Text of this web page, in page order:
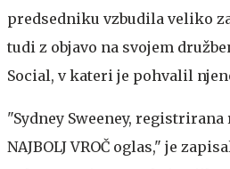
predsedniku vzbudila veliko
tudi z objavo na svojem
Social, v kateri je pohvalil
"Sydney Sweeney,
NAJBOLJ VROČ oglas," je